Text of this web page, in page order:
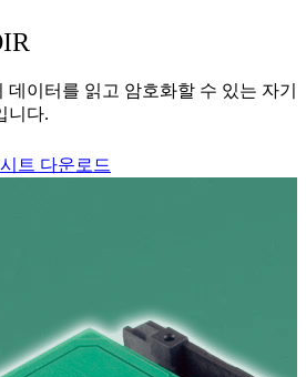
데이터를 읽고 암호화할 수 있는 자기
니다.
트 다운로드